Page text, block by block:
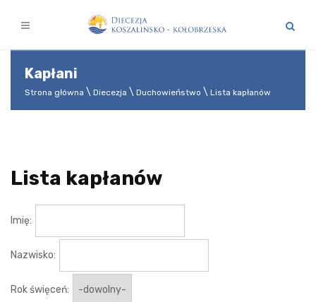
Kapłani
Strona główna Diecezja Duchowieństwo Lista kapłanów
Lista kapłanów
Imię:
Nazwisko:
Rok święceń: